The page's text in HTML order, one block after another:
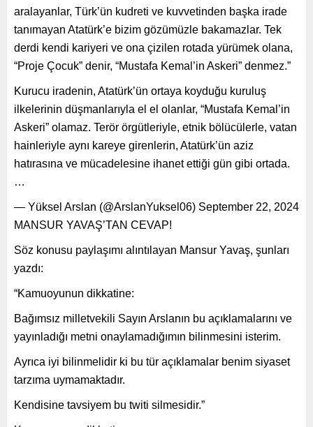
aralayanlar, Türk’ün kudreti ve kuvvetinden başka irade
tanımayan Atatürk’e bizim gözümüzle bakamazlar. Tek
derdi kendi kariyeri ve ona çizilen rotada yürümek olana,
“Proje Çocuk” denir, “Mustafa Kemal’in Askeri” denmez.”
Kurucu iradenin, Atatürk’ün ortaya koyduğu kuruluş
ilkelerinin düşmanlarıyla el el olanlar, “Mustafa Kemal’in
Askeri” olamaz. Terör örgütleriyle, etnik bölücülerle, vatan
hainleriyle aynı kareye girenlerin, Atatürk’ün aziz
hatırasına ve mücadelesine ihanet ettiği gün gibi ortada.
…
— Yüksel Arslan (@ArslanYuksel06) September 22, 2024
MANSUR YAVAŞ’TAN CEVAP!
Söz konusu paylaşımı alıntılayan Mansur Yavaş, şunları
yazdı:
“Kamuoyunun dikkatine:
Bağımsız milletvekili Sayın Arslanın bu açıklamalarını ve
yayınladığı metni onaylamadığımın bilinmesini isterim.
Ayrıca iyi bilinmelidir ki bu tür açıklamalar benim siyaset
tarzıma uymamaktadır.
Kendisine tavsiyem bu twiti silmesidir.”